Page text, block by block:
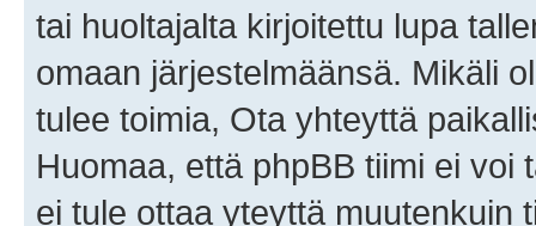
tai huoltajalta kirjoitettu lupa
omaan järjestelmäänsä. Mikäli
tulee toimia, Ota yhteyttä
Huomaa, että phpBB tiimi ei
ei tule ottaa yteyttä muutenkuin